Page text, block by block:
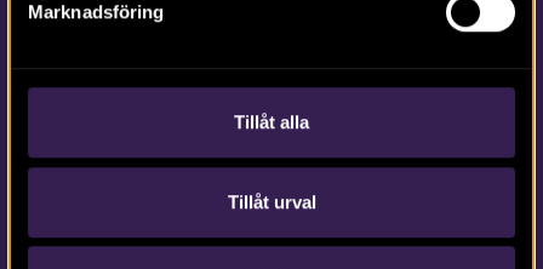
Marknadsföring
Tillåt alla
Tillåt urval
Om Intrasis
Om kakor
Hantera kakor